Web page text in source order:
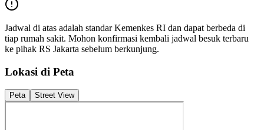
Jadwal di atas adalah standar Kemenkes RI dan dapat berbeda di
tiap rumah sakit. Mohon konfirmasi kembali jadwal besuk terbaru
ke pihak RS Jakarta sebelum berkunjung.
Lokasi di Peta
Peta Street View